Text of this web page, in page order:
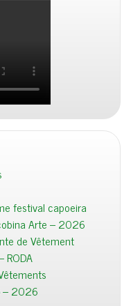
festival capoeira
Arte – 2026
de Vêtement
RODA
– 2026